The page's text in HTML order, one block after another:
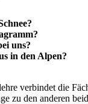
uns?
in den Alpen?
verbindet die
zu den anderen